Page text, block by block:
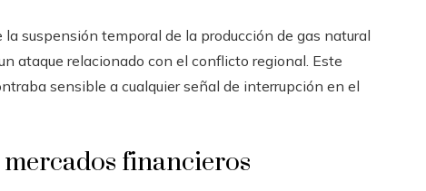
suspensión temporal de la producción de gas natural
ataque relacionado con el conflicto regional. Este
sensible a cualquier señal de interrupción en el
financieros